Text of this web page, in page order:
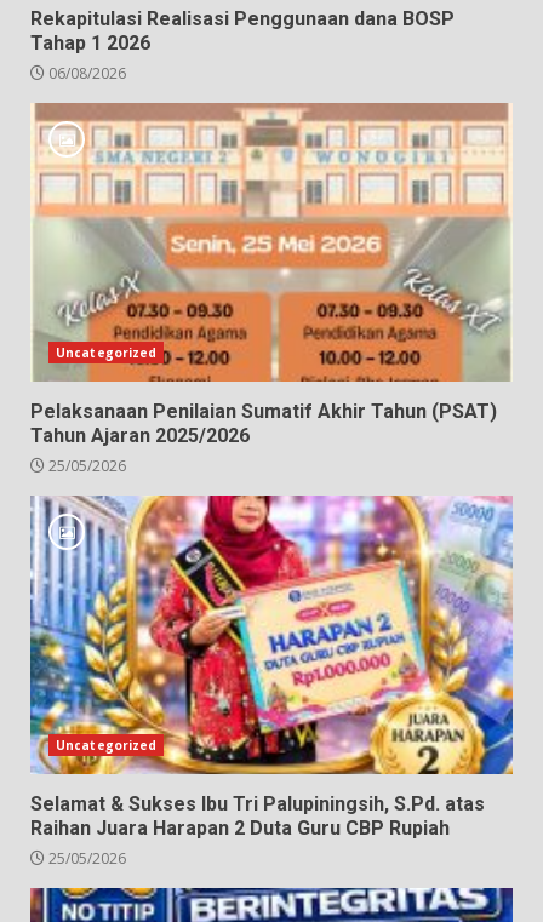
Rekapitulasi Realisasi Penggunaan dana BOSP
Tahap 1 2026
06/08/2026
Uncategorized
Pelaksanaan Penilaian Sumatif Akhir Tahun (PSAT)
Tahun Ajaran 2025/2026
25/05/2026
Uncategorized
Selamat & Sukses Ibu Tri Palupiningsih, S.Pd. atas
Raihan Juara Harapan 2 Duta Guru CBP Rupiah
25/05/2026